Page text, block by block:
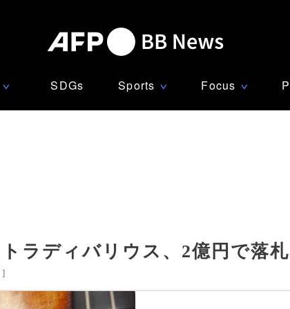
∨ SDGs Sports ∨ Focus ∨
ラディバリウス、2億円で落札
]